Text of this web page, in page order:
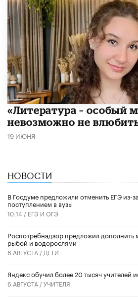
​«Литература – особый
невозможно не
19 ИЮНЯ
НОВОСТИ
В Госдуме предложили отменить ЕГЭ из-
поступлением в вузы
10:14 / ЕГЭ И ОГЭ
Роспотребнадзор предложил дополнить
рыбой и водорослями
6 АВГУСТА / ДЕТИ
​Яндекс обучил более 20 тысяч учителей
6 АВГУСТА /УЧИТЕЛЯ